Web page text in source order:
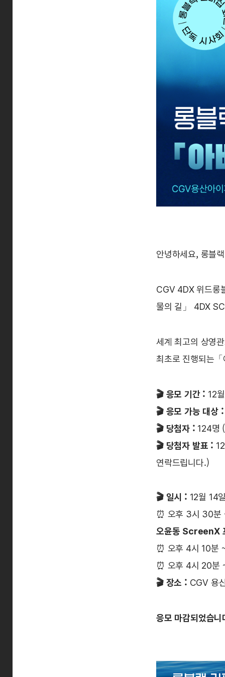
안녕하세요, 롱블
CGV 4DX 위드롱
물의 길」 4DX
세계 최고의 상영
최초로 진행되는
🎬 응모 기간 : 12
🎬 응모 가능 대상
🎬 당첨자 : 124명
🎬 당첨자 발표 :
연락드립니다.)
🎬일시 : 12월 14
⏰ 오후 3시 30
오윤동 ScreenX
⏰ 오후 4시 10분
⏰ 오후 4시 20분
🎬 장소 : CGV 용
응모 마감되었습